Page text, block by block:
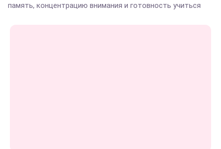
память, концентрацию внимания и готовность учиться